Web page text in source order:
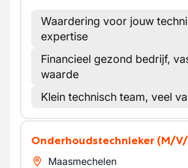
Waardering voor jouw
expertise
Financieel gezond bedrijf,
waarde
Klein technisch team, veel
Onderhoudstechnieker (M/
Maasmechelen